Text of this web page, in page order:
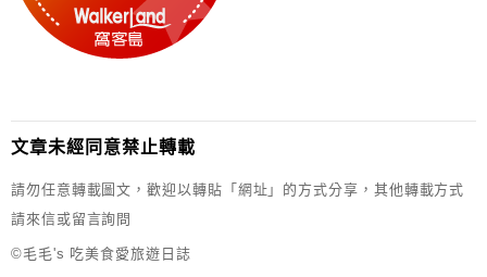
文章未經同意禁止轉載
請勿任意轉載圖文，歡迎以轉貼「網址」的方式分享，其他轉載方式
請來信或留言詢問
©毛毛's 吃美食愛旅遊日誌